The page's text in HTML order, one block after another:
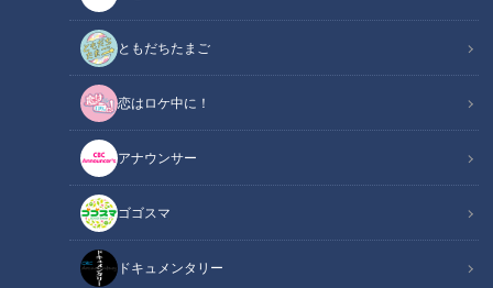
ともだちたまご
恋はロケ中に！
アナウンサー
ゴゴスマ
ドキュメンタリー
関連リンク
SLを独学で修復
石川さんの強い思い
劇団うりんこ、劇場に幕
宮部が演劇体験振り返る
オススメ関連コンテンツ